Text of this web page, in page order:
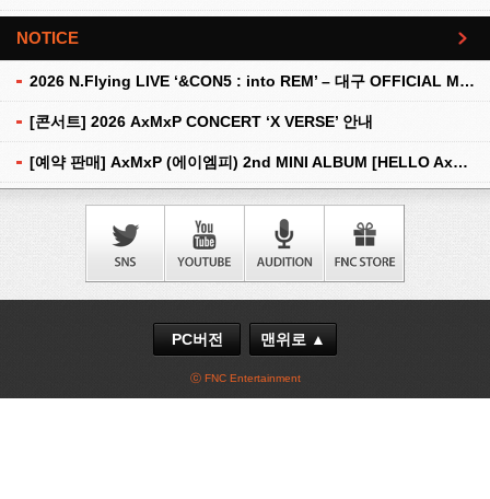
NOTICE
2026 N.Flying LIVE ‘&CON5 : into REM’ – 대구 OFFICIAL MD 현장 판매 안내
[콘서트] 2026 AxMxP CONCERT ‘X VERSE’ 안내
[예약 판매] AxMxP (에이엠피) 2nd MINI ALBUM [HELLO AxMxP] 예약 판매 안내
더보기
PC버전 맨위로 ▲
ⓒ FNC Entertainment